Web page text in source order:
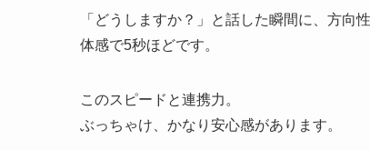
「どうしますか？」と話した瞬間に、方向
体感で5秒ほどです。
このスピードと連携力。
ぶっちゃけ、かなり安心感があります。